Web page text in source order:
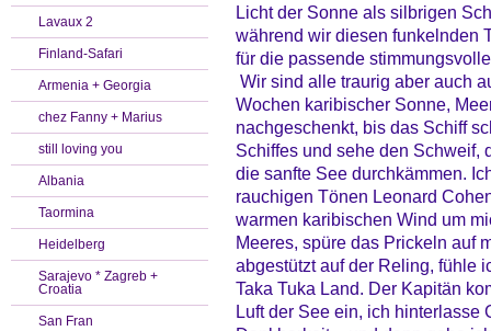
Lavaux 2
Finland-Safari
Armenia + Georgia
chez Fanny + Marius
still loving you
Albania
Taormina
Heidelberg
Sarajevo * Zagreb +
Croatia
San Fran
Licht der Sonne als silbrigen
während wir diesen funkelnden
für die passende
Wir sind alle traurig aber auch
Wochen karibischer Sonne,
nachgeschenkt, bis das Schiff
Schiffes und sehe den Schweif,
die sanfte See durchkämmen.
rauchigen Tönen Leonard
warmen karibischen Wind um
Meeres, spüre das Prickeln auf
abgestützt auf der Reling, fühle
Taka Tuka Land. Der Kapitän
Luft der See ein, ich hinterlasse